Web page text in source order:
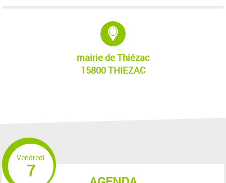
mairie de Thiézac
15800 THIEZAC
Vendredi
7